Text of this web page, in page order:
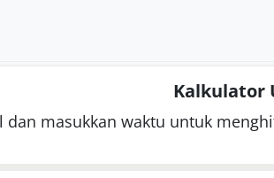
Kalkulator
dan masukkan waktu untuk